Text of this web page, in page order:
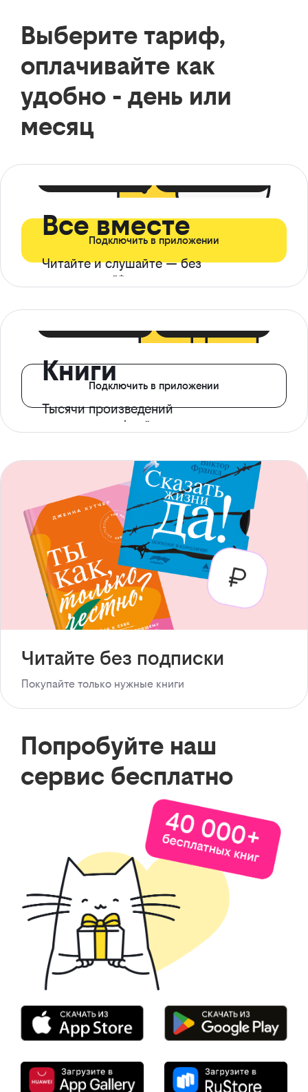
Выберите тариф,
оплачивайте как
удобно - день или
месяц
Все вместе
Читайте и слушайте — без
ограничений*
Подключить в приложении
Книги
Тысячи произведений
с доступом офлайн
Подключить в приложении
Читайте без подписки
Покупайте только нужные книги
Попробуйте наш
сервис бесплатно